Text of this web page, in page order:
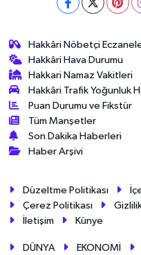
Hakkâri Nöbetçi
Hakkâri Hava Durumu
Hakkari Namaz Vakitleri
Hakkâri Trafik Yoğunluk
Puan Durumu ve Fikstür
Tüm Manşetler
Son Dakika Haberleri
Haber Arşivi
Düzeltme Politikası
Çerez Politikası
İletişim
Künye
DÜNYA EKONOMİ